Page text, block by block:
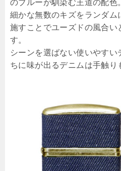
のブルーが馴染む王道の配色
細かな無数のキズをランダム
施すことでユーズドの風合い
す。
シーンを選ばない使いやすい
ちに味が出るデニムは手触り